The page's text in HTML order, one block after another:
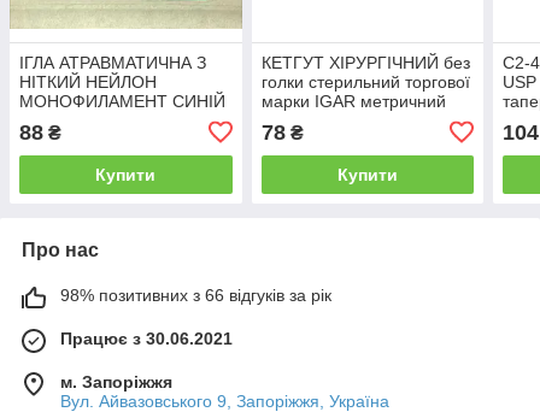
ІГЛА АТРАВМАТИЧНА З
НІТКИЙ НЕЙЛОН
МОНОФИЛАМЕНТ СИНІЙ
голка 16 мм 1/2,
OPUSMED® (поліамід)
88 ₴
Купити
КЕТГУТ ХІРУРГІЧНИЙ без
голки стерильний торгової
марки IGAR метричний
78₴
Купити
С2-
104
Про нас
98% позитивних з 66 відгуків за рік
Працює з 30.06.2021
м. Запоріжжя
Вул. Айвазовського 9, Запоріжжя, Україна